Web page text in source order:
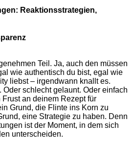
Reaktionsstrategien,
Teil. Ja, auch den müssen
wie authentisch du bist, egal wie
liebst – irgendwann knallt es.
schlecht gelaunt. Oder einfach
an deinem Rezept für
Grund, die Flinte ins Korn zu
eine Strategie zu haben. Denn
ist der Moment, in dem sich
unterscheiden.